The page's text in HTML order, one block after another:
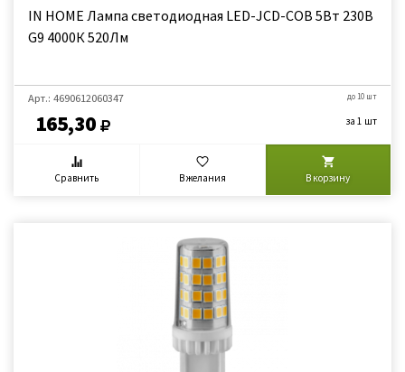
IN HOME Лампа светодиодная LED-JCD-COB 5Вт 230В
G9 4000К 520Лм
Арт.: 4690612060347
165,30
до 10 шт
за 1 шт
Сравнить В желания В корзину